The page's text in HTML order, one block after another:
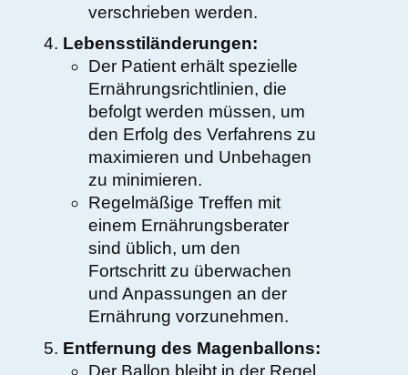
verschrieben werden.
Lebensstiländerungen:
Der Patient erhält spezielle
Ernährungsrichtlinien, die
befolgt werden müssen, um
den Erfolg des Verfahrens zu
maximieren und Unbehagen
zu minimieren.
Regelmäßige Treffen mit
einem Ernährungsberater
sind üblich, um den
Fortschritt zu überwachen
und Anpassungen an der
Ernährung vorzunehmen.
Entfernung des Magenballons:
Der Ballon bleibt in der Regel